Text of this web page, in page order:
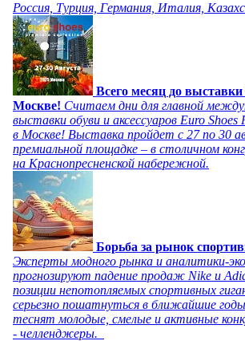
Россия, Турция, Германия, Италия,
Всего месяц до
Москве! Считаем дни для главной
выставки обуви и аксессуаров Euro
в Москве! Выставка пройдет с 27 по 30
премиальной площадке – в столичном
на Краснопресненской набережной.
Борьба за рынок
Эксперты модного рынка и аналитики-
прогнозируют падение продаж Nike и
позиции непотопляемых спортивных
серьезно пошатнуться в ближайшие
теснят молодые, смелые и активные
- челленджеры.